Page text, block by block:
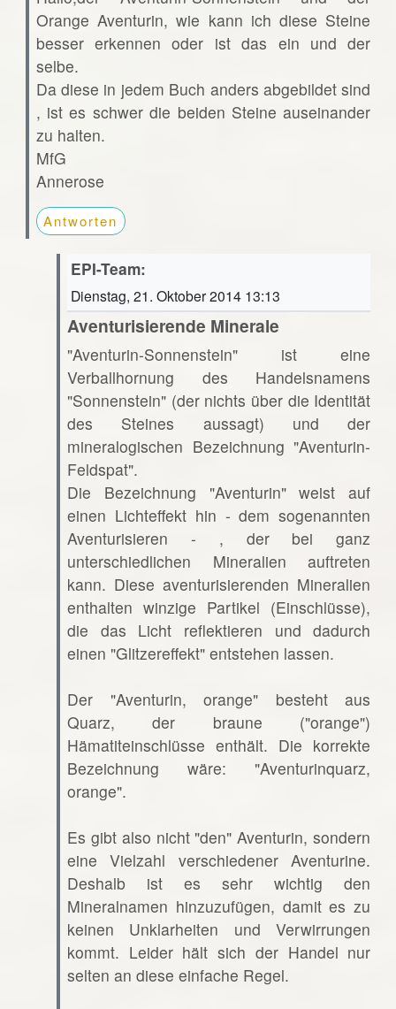
Orange Aventurin, wie kann ich diese Steine
besser erkennen oder ist das ein und der
selbe.
Da diese in jedem Buch anders abgebildet sind
, ist es schwer die beiden Steine auseinander
zu halten.
MfG
Annerose
Antworten
EPI-Team:
Dienstag, 21. Oktober 2014 13:13
Aventurisierende Minerale
"Aventurin-Sonnenstein" ist eine
Verballhornung des Handelsnamens
"Sonnenstein" (der nichts über die Identität
des Steines aussagt) und der
mineralogischen Bezeichnung "Aventurin-
Feldspat".
Die Bezeichnung "Aventurin" weist auf
einen Lichteffekt hin - dem sogenannten
Aventurisieren - , der bei ganz
unterschiedlichen Mineralien auftreten
kann. Diese aventurisierenden Mineralien
enthalten winzige Partikel (Einschlüsse),
die das Licht reflektieren und dadurch
einen "Glitzereffekt" entstehen lassen.
Der "Aventurin, orange" besteht aus
Quarz, der braune ("orange")
Hämatiteinschlüsse enthält. Die korrekte
Bezeichnung wäre: "Aventurinquarz,
orange".
Es gibt also nicht "den" Aventurin, sondern
eine Vielzahl verschiedener Aventurine.
Deshalb ist es sehr wichtig den
Mineralnamen hinzuzufügen, damit es zu
keinen Unklarheiten und Verwirrungen
kommt. Leider hält sich der Handel nur
selten an diese einfache Regel.